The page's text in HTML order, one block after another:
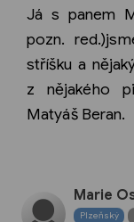
Já s panem
pozn.
stříšku a
z nějakého
Matyáš Beran.
Marie
Plzeňský